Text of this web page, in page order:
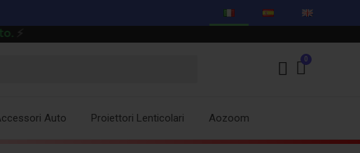
Auto Proiettori Lenticolari Aozoom